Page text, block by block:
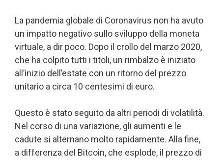
La pandemia globale di Coronavirus non ha avuto
un impatto negativo sullo sviluppo della moneta
virtuale, a dir poco. Dopo il crollo del marzo 2020,
che ha colpito tutti i titoli, un rimbalzo è iniziato
all’inizio dell’estate con un ritorno del prezzo
unitario a circa 10 centesimi di euro.
Questo è stato seguito da altri periodi di volatilità.
Nel corso di una variazione, gli aumenti e le
cadute si alternano molto rapidamente. Alla fine,
a differenza del Bitcoin, che esplode, il prezzo di